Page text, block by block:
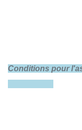
Conditions pour